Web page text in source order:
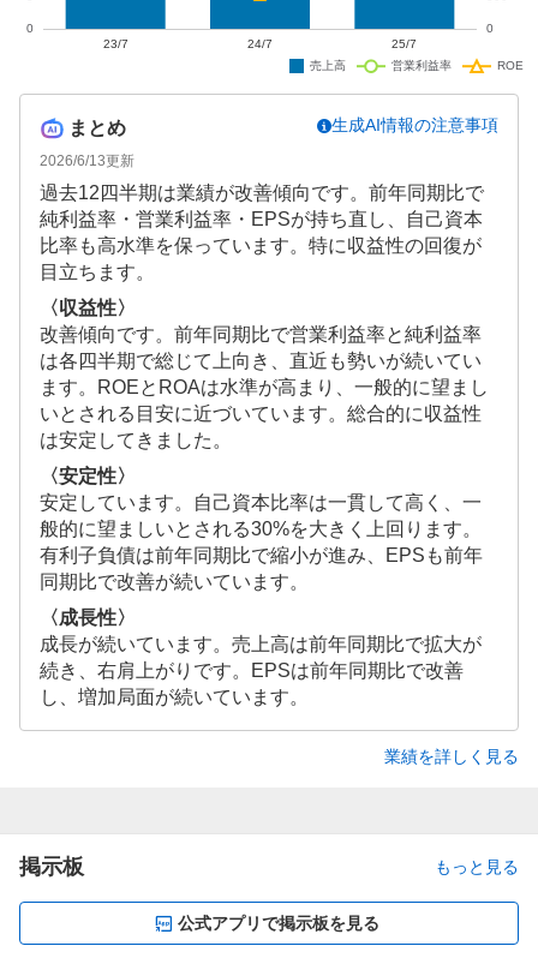
まとめ
2026/6/13更新
生成AI情報の注意事項
過去12四半期は業績が改善傾向です。前年同期比で
純利益率・営業利益率・EPSが持ち直し、自己資本
比率も高水準を保っています。特に収益性の回復が
目立ちます。
〈収益性〉
改善傾向です。前年同期比で営業利益率と純利益率
は各四半期で総じて上向き、直近も勢いが続いてい
ます。ROEとROAは水準が高まり、一般的に望まし
いとされる目安に近づいています。総合的に収益性
は安定してきました。
〈安定性〉
安定しています。自己資本比率は一貫して高く、一
般的に望ましいとされる30%を大きく上回ります。
有利子負債は前年同期比で縮小が進み、EPSも前年
同期比で改善が続いています。
〈成長性〉
成長が続いています。売上高は前年同期比で拡大が
続き、右肩上がりです。EPSは前年同期比で改善
し、増加局面が続いています。
業績を詳しく見る
掲示板 もっと見る
公式アプリで掲示板を見る